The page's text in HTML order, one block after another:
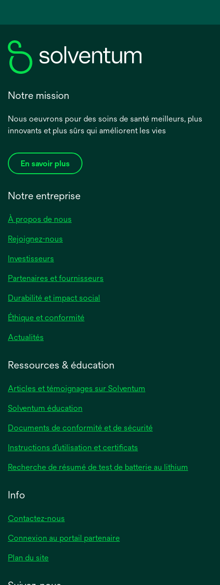
Notre mission
Nous oeuvrons pour des soins de santé meilleurs, plus
innovants et plus sûrs qui améliorent les vies
En savoir plus
Notre entreprise
À propos de nous
Rejoignez-nous
Investisseurs
Partenaires et fournisseurs
Durabilité et impact social
Éthique et conformité
Actualités
Ressources & éducation
Articles et témoignages sur Solventum
Solventum éducation
Documents de conformité et de sécurité
Instructions d’utilisation et certificats
Recherche de résumé de test de batterie au lithium
Info
Contactez-nous
Connexion au portail partenaire
Plan du site